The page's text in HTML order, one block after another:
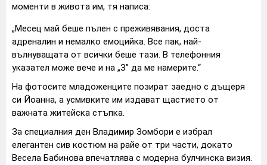
моменти в живота им, тя написа:
„Месец май беше пълен с преживявания, доста
адреналин и немалко емоцийка. Все пак, най-
вълнуващата от всички беше тази. В телефонния
указател може вече и на „З” да ме намерите.“
На фотосите младоженците позират заедно с дъщеря
си Йоанна, а усмивките им издават щастието от
важната житейска стъпка.
За специалния ден Владимир Зомбори е избрал
елегантен сив костюм на райе от три части, докато
Весела Бабинова впечатлява с модерна булчинска визия.